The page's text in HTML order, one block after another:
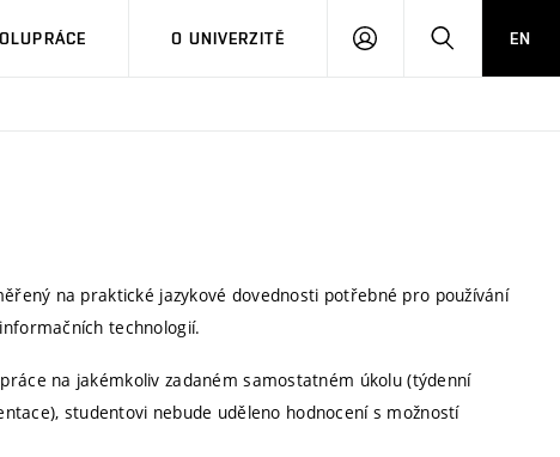
O UNIVERZITĚ
PŘIHLÁSIT HLEDATEN
na praktické jazykové dovednosti potřebné pro používání
technologií.
na jakémkoliv zadaném samostatném úkolu (týdenní
studentovi nebude uděleno hodnocení s možností